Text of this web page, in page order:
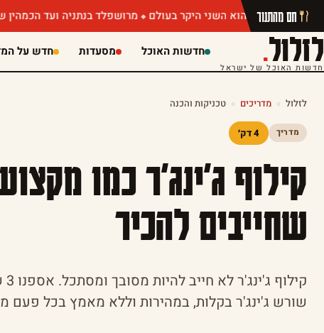
מרושפלד בנתניה ועד הכמהין של מושיק חם מהתנור
לזלול.
חדשות האוכל של ישראל
חדשות האוכל מסעדות חדש על
לזלול » מדריכים » טכניקות והכנה
מדריך 4 דק׳
שחייבים להכיר
שורש ג'ינג'ר בקלות, במהירות וללא מאמץ בכל פעם